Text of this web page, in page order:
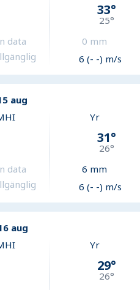
data
33°
25°
0 mm
6 (- -) m/s
aug
data
Yr
31°
26°
6 mm
6 (- -) m/s
aug
Yr
29°
26°